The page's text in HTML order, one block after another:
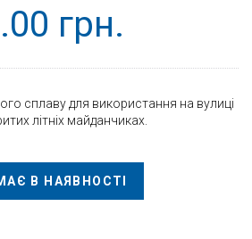
грн.
сплаву для використання на вулиці
літніх майданчиках.
В НАЯВНОСТІ